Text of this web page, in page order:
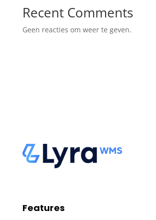
Recent Comments
Geen reacties om weer te geven.
Features